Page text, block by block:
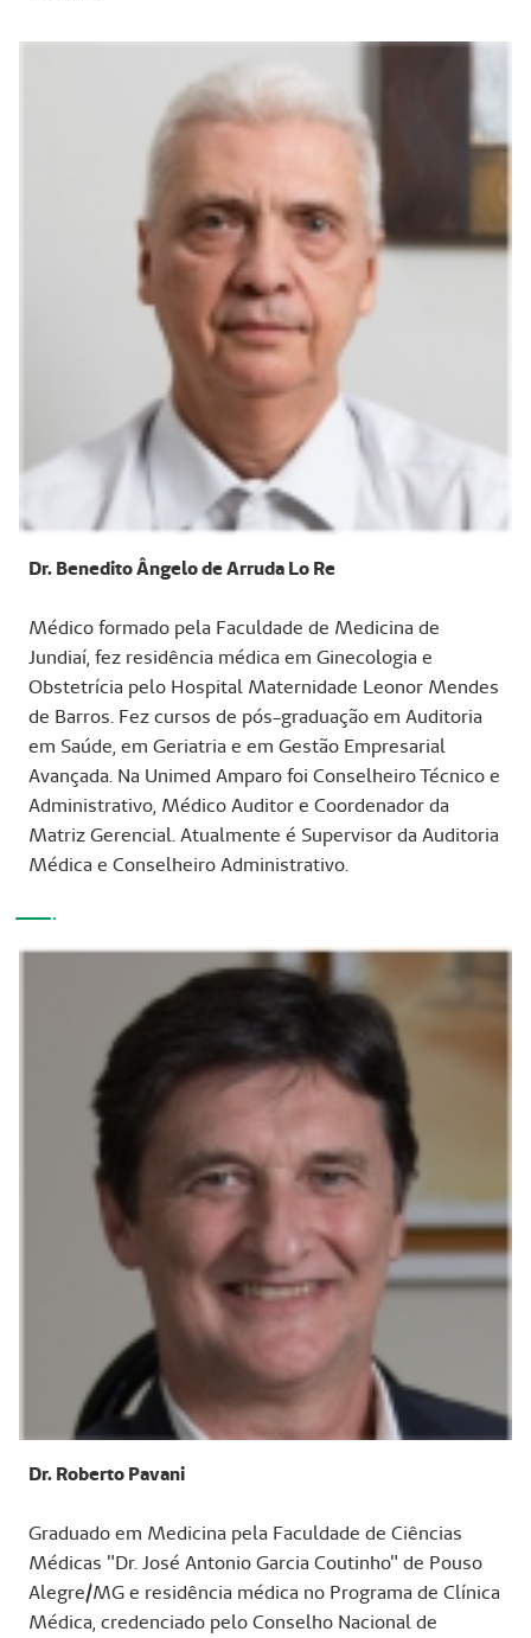
Dr. Benedito Ângelo de Arruda Lo Re
Médico formado pela Faculdade de Medicina de
Jundiaí, fez residência médica em Ginecologia e
Obstetrícia pelo Hospital Maternidade Leonor Mendes
de Barros. Fez cursos de pós-graduação em Auditoria
em Saúde, em Geriatria e em Gestão Empresarial
Avançada. Na Unimed Amparo foi Conselheiro Técnico e
Administrativo, Médico Auditor e Coordenador da
Matriz Gerencial. Atualmente é Supervisor da Auditoria
Médica e Conselheiro Administrativo.
Dr. Roberto Pavani
Graduado em Medicina pela Faculdade de Ciências
Médicas "Dr. José Antonio Garcia Coutinho" de Pouso
Alegre/MG e residência médica no Programa de Clínica
Médica, credenciado pelo Conselho Nacional de